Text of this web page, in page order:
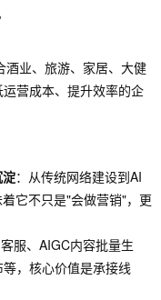
酒业、旅游、家居、大健
营成本、提升效率的企
：从传统网络建设到AI
它不只是"会做营销"，更
服、AIGC内容批量生
，核心价值是承接线